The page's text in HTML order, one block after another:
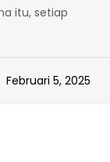
itu, setiap
Februari 5, 2025